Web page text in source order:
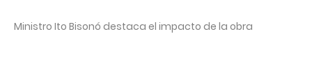
Ministro Ito Bisonó destaca el impacto de la obra